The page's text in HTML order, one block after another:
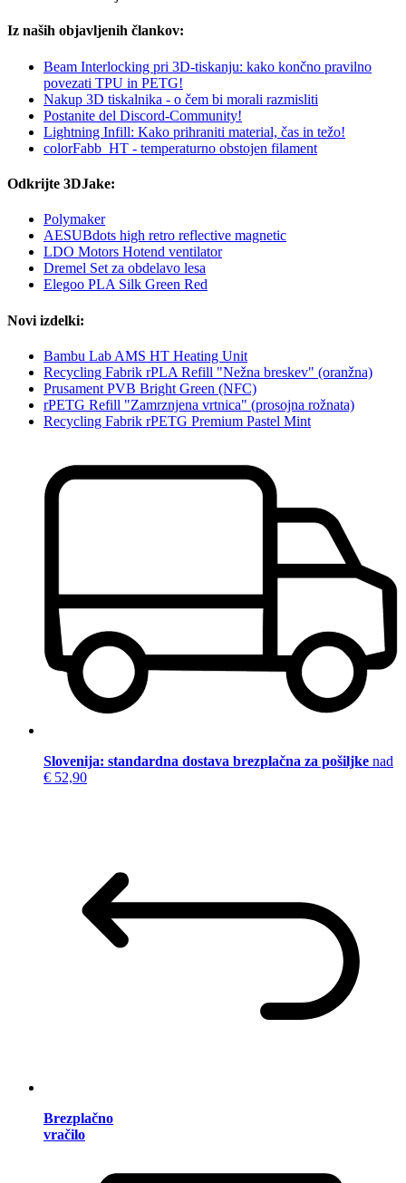
Iz naših objavljenih člankov:
Beam Interlocking pri 3D-tiskanju: kako končno pravilno
povezati TPU in PETG!
Nakup 3D tiskalnika - o čem bi morali razmisliti
Postanite del Discord-Community!
Lightning Infill: Kako prihraniti material, čas in težo!
colorFabb_HT - temperaturno obstojen filament
Odkrijte 3DJake:
Polymaker
AESUBdots high retro reflective magnetic
LDO Motors Hotend ventilator
Dremel Set za obdelavo lesa
Elegoo PLA Silk Green Red
Novi izdelki:
Bambu Lab AMS HT Heating Unit
Recycling Fabrik rPLA Refill "Nežna breskev" (oranžna)
Prusament PVB Bright Green (NFC)
rPETG Refill "Zamrznjena vrtnica" (prosojna rožnata)
Recycling Fabrik rPETG Premium Pastel Mint
Slovenija: standardna dostava brezplačna za pošiljke nad
€ 52,90
Brezplačno
vračilo